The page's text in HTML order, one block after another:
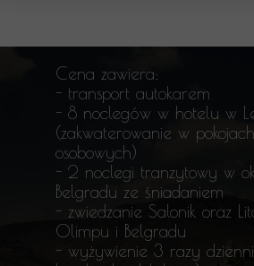
Cena zawiera:
- transport autokarem
- 8 noclegów w hotelu w
(zakwaterowanie w
osobowych)
- 2 noclegi tranzytowy w
Belgradu ze śniadaniem
- zwiedzanie Salonik oraz
Olimpu i Belgradu
- wyżywienie 3 razy